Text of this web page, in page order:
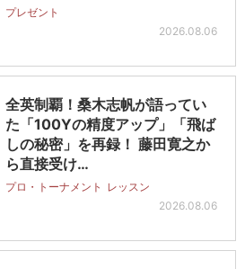
プレゼント
2026.08.06
全英制覇！桑木志帆が語ってい
た「100Yの精度アップ」「飛ば
しの秘密」を再録！ 藤田寛之か
ら直接受け…
プロ・トーナメント レッスン
2026.08.06